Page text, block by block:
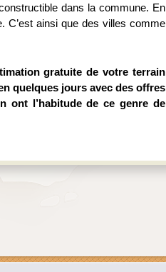
dans la commune. En
C’est ainsi que des villes comme
gratuite de votre terrain
quelques jours avec des offres
ont l’habitude de ce genre de